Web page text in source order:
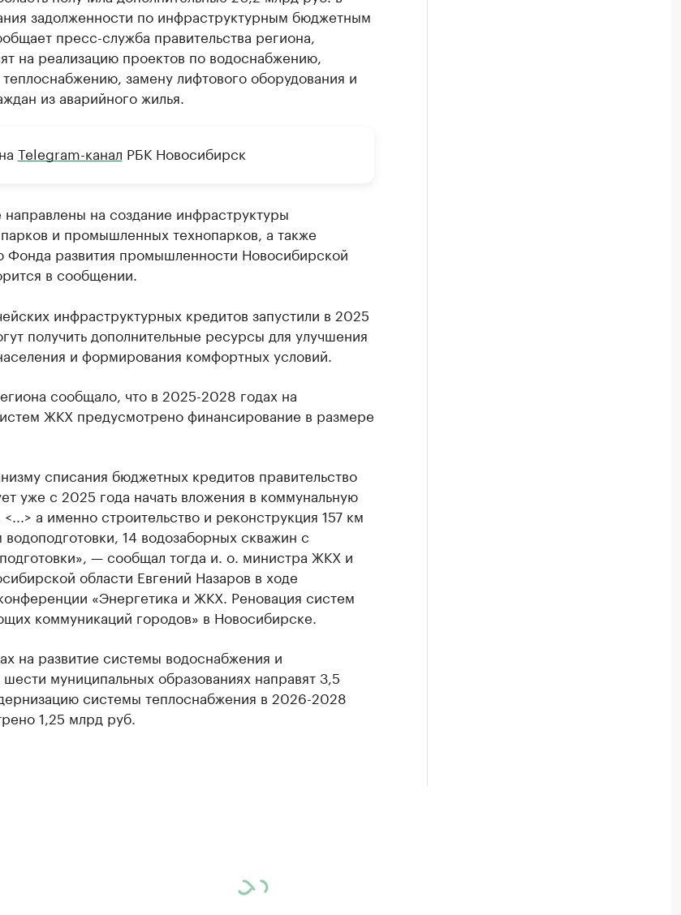
задолженности по инфраструктурным бюджетным
пресс-служба правительства региона,
на реализацию проектов по водоснабжению,
замену лифтового оборудования и
из аварийного жилья.
Telegram-канал РБК Новосибирск
направлены на создание инфраструктуры
и промышленных технопарков, а также
Фонда развития промышленности Новосибирской
в сообщении.
инфраструктурных кредитов запустили в 2025
получить дополнительные ресурсы для улучшения
и формирования комфортных условий.
сообщало, что в 2025-2028 годах на
ЖКХ предусмотрено финансирование в размере
списания бюджетных кредитов правительство
уже с 2025 года начать вложения в коммунальную
а именно строительство и реконструкция 157 км
14 водозаборных скважин с
— сообщал тогда и. о. министра ЖКХ и
области Евгений Назаров в ходе
«Энергетика и ЖКХ. Реновация систем
коммуникаций городов» в Новосибирске.
на развитие системы водоснабжения и
муниципальных образованиях направят 3,5
системы теплоснабжения в 2026-2028
1,25 млрд руб.